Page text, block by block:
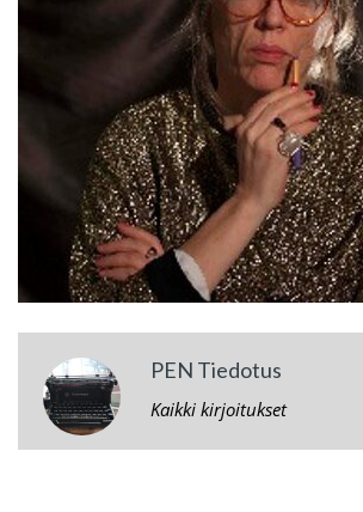
PEN Tiedotus
Kaikki kirjoitukset